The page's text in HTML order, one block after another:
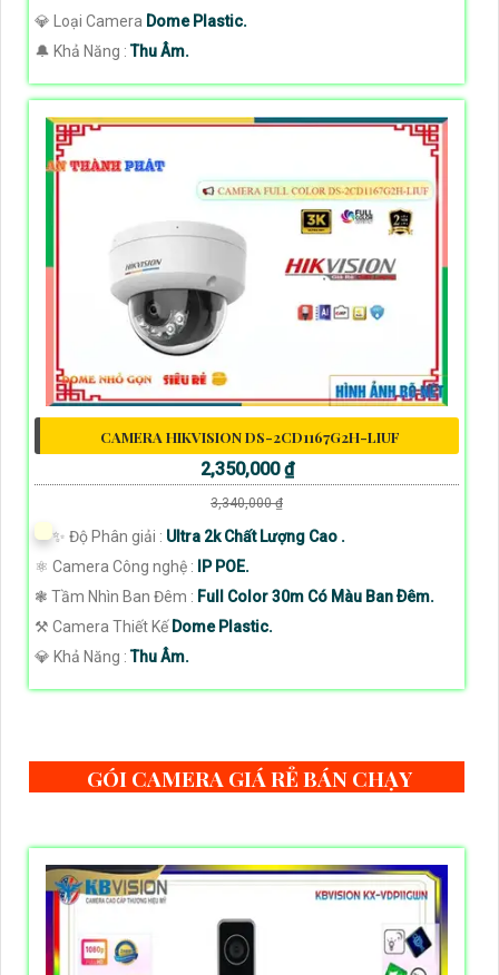
💎 Loại Camera Dome Plastic.
️🔔 Khả Năng :Thu Âm.
CAMERA HIKVISION DS-2CD1167G2H-LIUF
2,350,000 ₫
3,340,000 ₫
✨ Độ Phân giải : Ultra 2k Chất Lượng Cao .
⚛️ Camera Công nghệ :
IP POE.
❃ Tầm Nhìn Ban Đêm : Full Color 30m Có Màu Ban Ðêm.
⚒ Camera Thiết Kế Dome Plastic.
️💎 Khả Năng :Thu Âm.
GÓI CAMERA GIÁ RẺ BÁN CHẠY